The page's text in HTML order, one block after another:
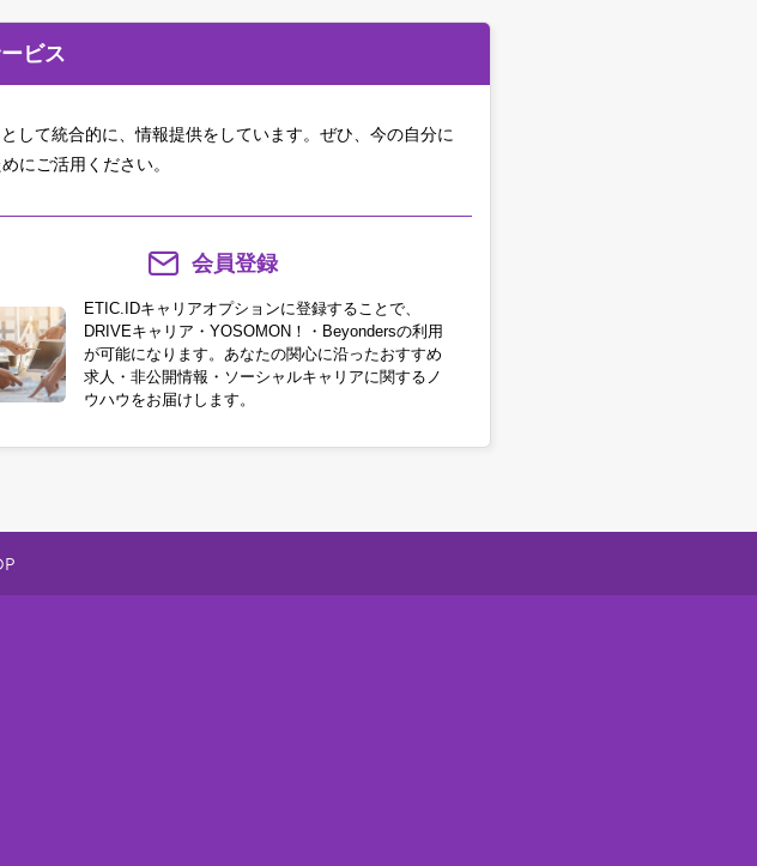
ビス
して統合的に、情報提供をしています。 ぜひ、今の自分に
にご活用ください。
会員登録
ETIC.IDキャリアオプションに登録することで、
DRIVEキャリア・YOSOMON！・Beyondersの利用
が可能になります。あなたの関心に沿ったおすすめ
求人・非公開情報・ソーシャルキャリアに関するノ
ウハウをお届けします。